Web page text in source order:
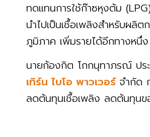
ทดแทนการใช้ก๊าซหุงต้ม
นำไปเป็นเชื้อเพลิงสำหรับผลิ
ภูมิภาค เพิ่มรายได้อีกทางหนึ่ง
นายก้องกิต โกกนุทาภรณ์ ปร
เทิร์น ไบโอ พาวเวอร์ จำกัด
ลดต้นทุนเชื้อเพลิง ลดต้นทุน